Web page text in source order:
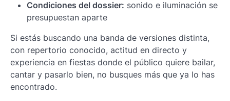
Condiciones del dossier: sonido e iluminación se
presupuestan aparte
Si estás buscando una banda de versiones distinta,
con repertorio conocido, actitud en directo y
experiencia en fiestas donde el público quiere bailar,
cantar y pasarlo bien, no busques más que ya lo has
encontrado.